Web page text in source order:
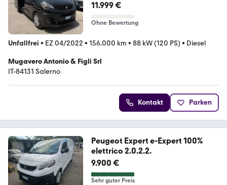
11.999 €
Ohne Bewertung
Unfallfrei • EZ 04/2022 • 156.000 km • 88 kW (120 PS) • Diesel
Mugavero Antonio & Figli Srl
IT-84131 Salerno
Kontakt Parken
Peugeot Expert e-Expert 100%
elettrico 2.0.2.2.
9.900 €
Sehr guter Preis